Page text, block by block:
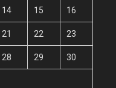
14 15 16
21 22 23
28 29 30